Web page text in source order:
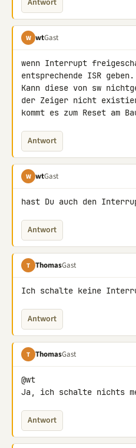
Antwort
W wtGast
wenn Interrupt
entsprechende ISR geben.
Kann diese von sw
der Zeiger nicht
kommt es zum Reset am
Antwort
W wtGast
hast Du auch den
Antwort
T ThomasGast
Ich schalte keine
Antwort
T ThomasGast
@wt
Ja, ich schalte nichts
Antwort